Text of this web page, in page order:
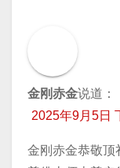
金刚赤金说道：
2025年9月5日
金刚赤金恭敬顶